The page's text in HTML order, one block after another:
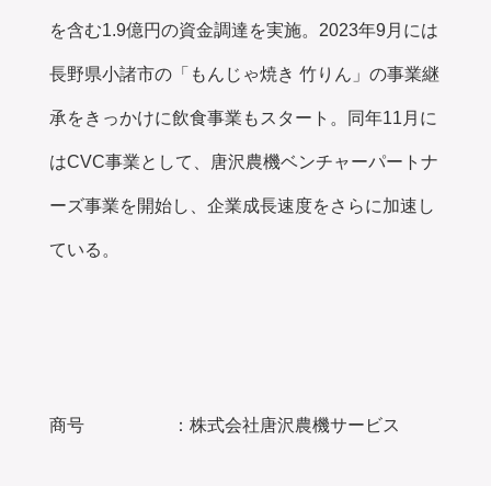
を含む1.9億円の資金調達を実施。2023年9月には
長野県小諸市の「もんじゃ焼き 竹りん」の事業継
承をきっかけに飲食事業もスタート。同年11月に
はCVC事業として、唐沢農機ベンチャーパートナ
ーズ事業を開始し、企業成長速度をさらに加速し
ている。
商号 ：株式会社唐沢農機サービス